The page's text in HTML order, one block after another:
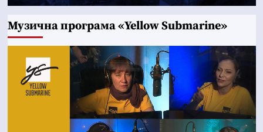
Музична програма «Yellow Submarine»